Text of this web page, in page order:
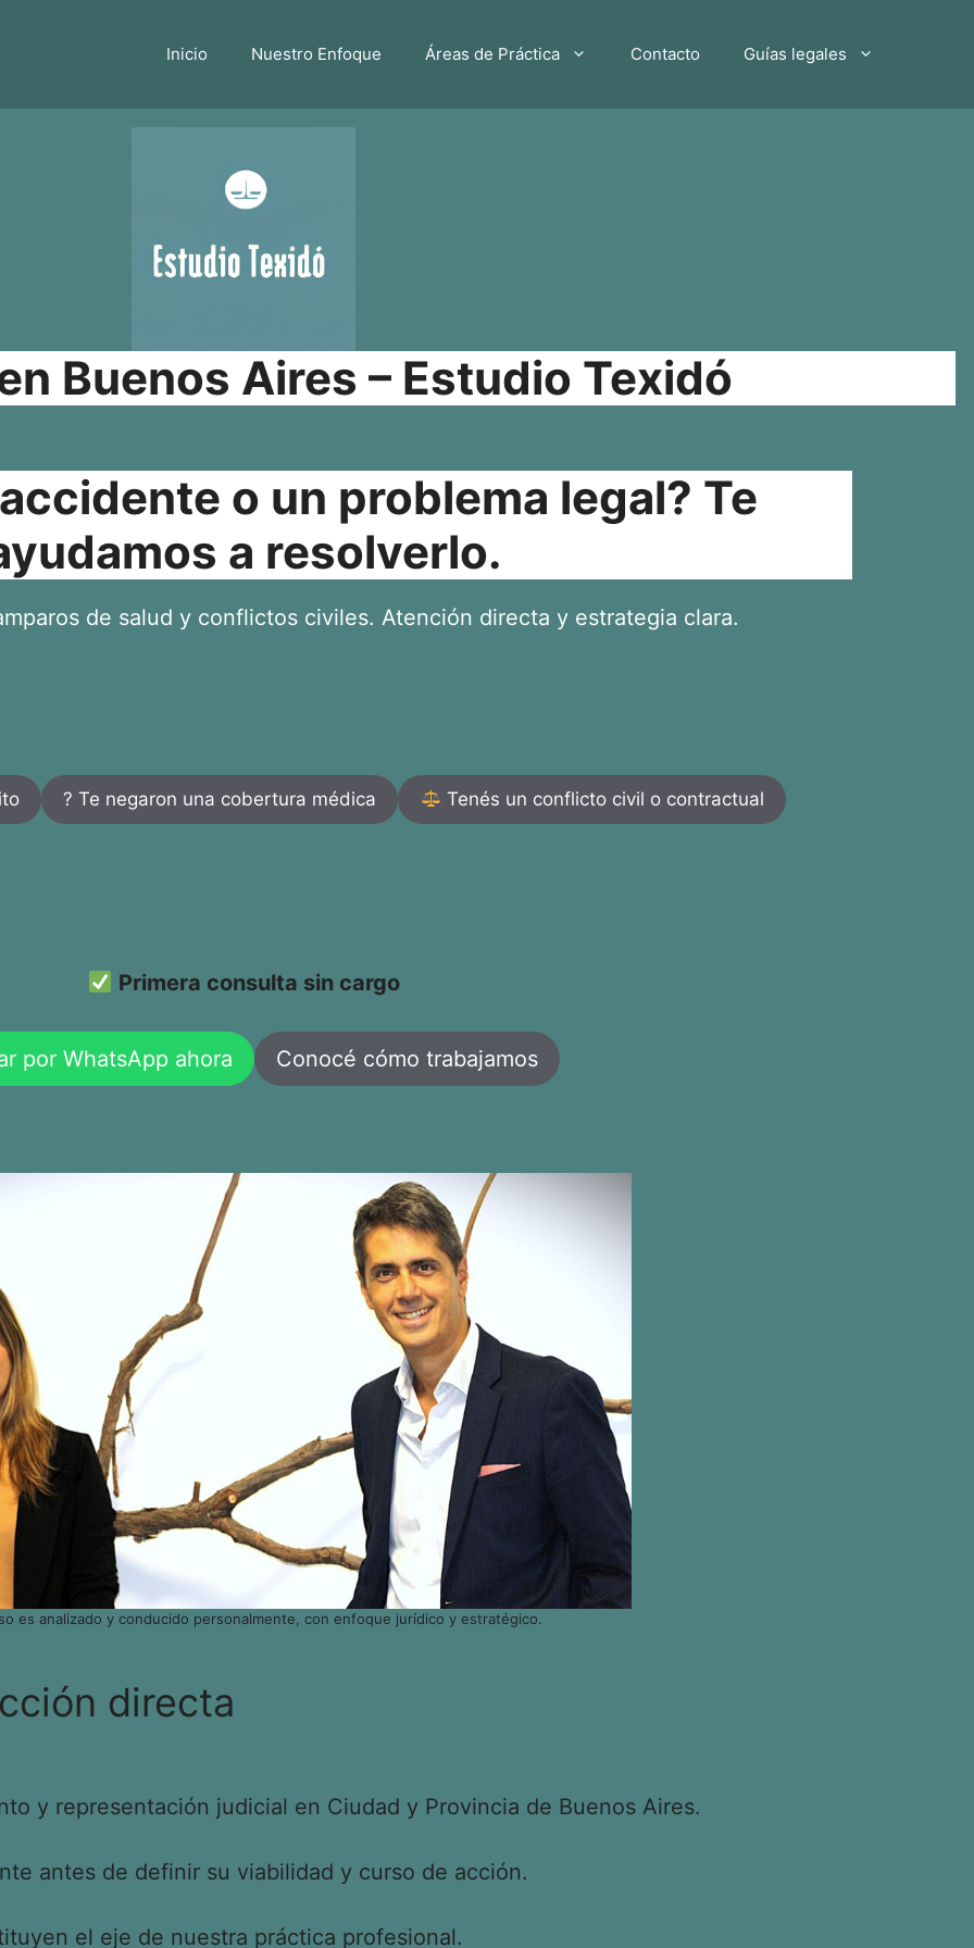
Inicio Nuestro Enfoque Áreas de Práctica Contacto Guías legales
Buenos Aires – Estudio Texidó
o un problema legal? Te
a resolverlo.
de salud y conflictos civiles. Atención directa y estrategia clara.
? Te negaron una cobertura médica Tenés un conflicto civil o contractual
Primera consulta sin cargo
por WhatsApp ahora Conocé cómo trabajamos
es analizado y conducido personalmente, con enfoque jurídico y estratégico.
directa
y representación judicial en Ciudad y Provincia de Buenos Aires.
antes de definir su viabilidad y curso de acción.
el eje de nuestra práctica profesional.